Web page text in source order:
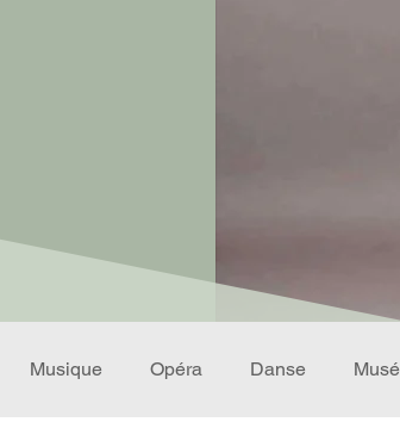
Musique Opéra Danse